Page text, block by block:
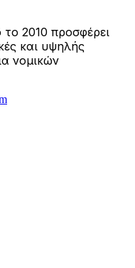
2010 προσφέρει
και υψηλής
νομικών